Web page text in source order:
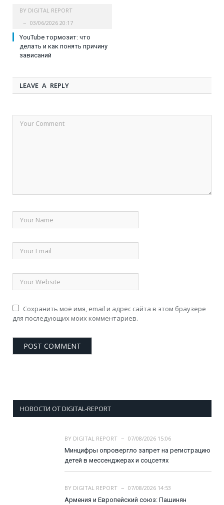
BY DIGITAL REPORT
03/06/2026 20:17
YouTube тормозит: что
делать и как понять причину
зависаний
LEAVE A REPLY
Сохранить моё имя, email и адрес сайта в этом браузере
для последующих моих комментариев.
НОВОСТИ ОТ DIGITAL-REPORT
BY DIGITAL REPORT
07/08/2026 15:06
Минцифры опровергло запрет на регистрацию
детей в мессенджерах и соцсетях
BY DIGITAL REPORT
07/08/2026 14:53
Армения и Европейский союз: Пашинян